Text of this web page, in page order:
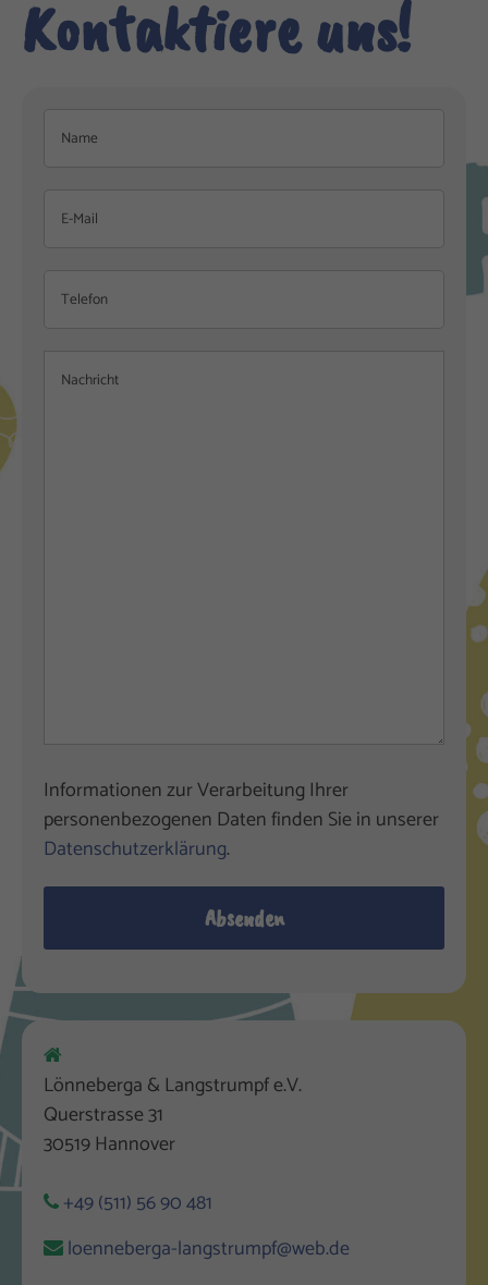
Kontaktiere uns!
Informationen zur Verarbeitung Ihrer
personenbezogenen Daten finden Sie in unserer
Datenschutzerklärung.
Absenden
Lönneberga & Langstrumpf e.V.
Querstrasse 31
30519 Hannover
+49 (511) 56 90 481
loenneberga-langstrumpf@web.de